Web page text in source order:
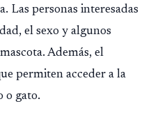
Las personas interesadas
el sexo y algunos
Además, el
permiten acceder a la
o gato.